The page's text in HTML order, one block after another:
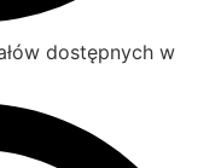
dostępnych w